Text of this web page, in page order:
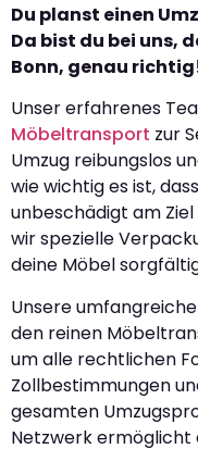
Du planst einen
Da bist du bei uns,
Bonn, genau
Unser erfahrenes
Möbeltransport zur
Umzug reibungslos
wie wichtig es ist,
unbeschädigt am
wir spezielle
deine Möbel
Unsere
den reinen
um alle rechtlichen
Zollbestimmungen
gesamten
Netzwerk